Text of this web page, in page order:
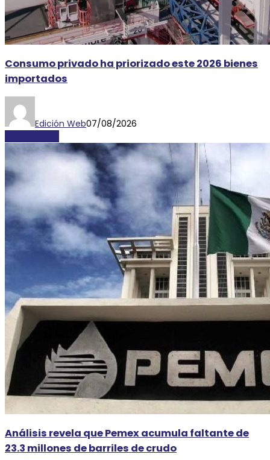
Consumo privado ha priorizado este 2026 bienes
importados
Edición Web07/08/2026
Análisis revela que Pemex acumula faltante de
23.3 millones de barriles de crudo